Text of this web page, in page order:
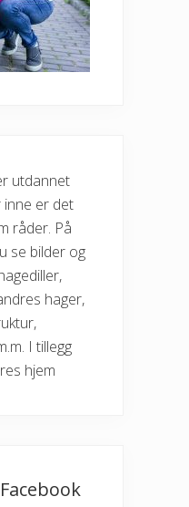
utdannet
inne er det
råder. På
se bilder og
hager,
I tillegg
hjem